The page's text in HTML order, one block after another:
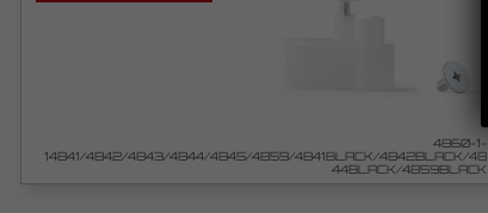
4860-1-
14841/4842/4843/4844/4845/4859/4841BLACK/4842BLACK/48
44BLACK/4859BLACK